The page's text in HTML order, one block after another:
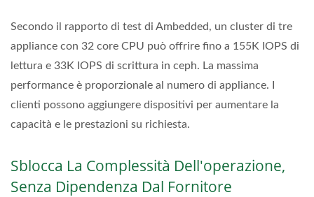
Secondo il rapporto di test di Ambedded, un cluster di tre
appliance con 32 core CPU può offrire fino a 155K IOPS di
lettura e 33K IOPS di scrittura in ceph. La massima
performance è proporzionale al numero di appliance. I
clienti possono aggiungere dispositivi per aumentare la
capacità e le prestazioni su richiesta.
Sblocca La Complessità Dell'operazione,
Senza Dipendenza Dal Fornitore